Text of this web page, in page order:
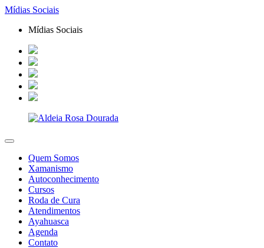
Mídias Sociais
Mídias Sociais
Quem Somos
Xamanismo
Autoconhecimento
Cursos
Roda de Cura
Atendimentos
Ayahuasca
Agenda
Contato